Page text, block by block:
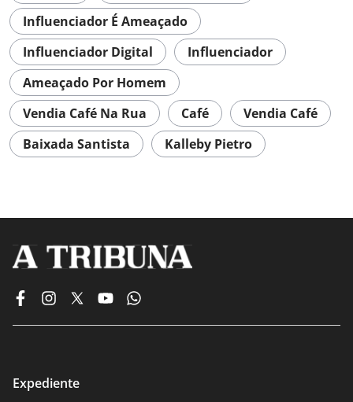
Influenciador É Ameaçado
Influenciador Digital
Influenciador
Ameaçado Por Homem
Vendia Café Na Rua
Café
Vendia Café
Baixada Santista
Kalleby Pietro
Expediente